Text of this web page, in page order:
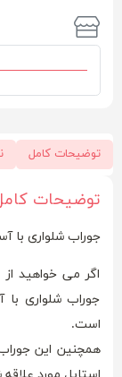
توضیحات کامل
توضیحات
جوراب شلواری با
اگر می خواهید
جوراب شلواری
است.
همچنین این